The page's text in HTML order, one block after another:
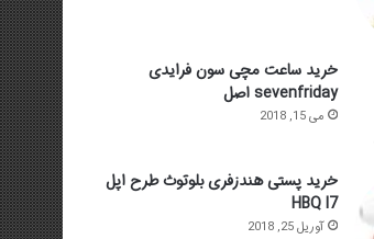
خرید ساعت مچی سون فرایدی
sevenfriday اصل
می 15, 2018
خرید پستی هندزفری بلوتوث طرح اپل
HBQ I7
آوریل 25, 2018